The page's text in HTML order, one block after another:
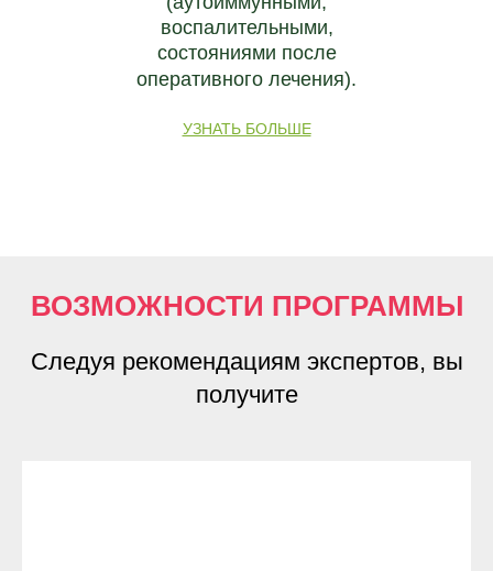
воспалительными,
состояниями после
оперативного лечения).
УЗНАТЬ БОЛЬШЕ
ВОЗМОЖНОСТИ ПРОГРАММЫ
Следуя рекомендациям экспертов, вы
получите